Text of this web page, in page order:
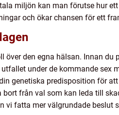
miljön kan man förutse hur
och ökar chansen för ett
den egna hälsan. Innan
under de kommande sex
genetiska predisposition för
från val som kan leda till
vi fatta mer välgrundade beslut